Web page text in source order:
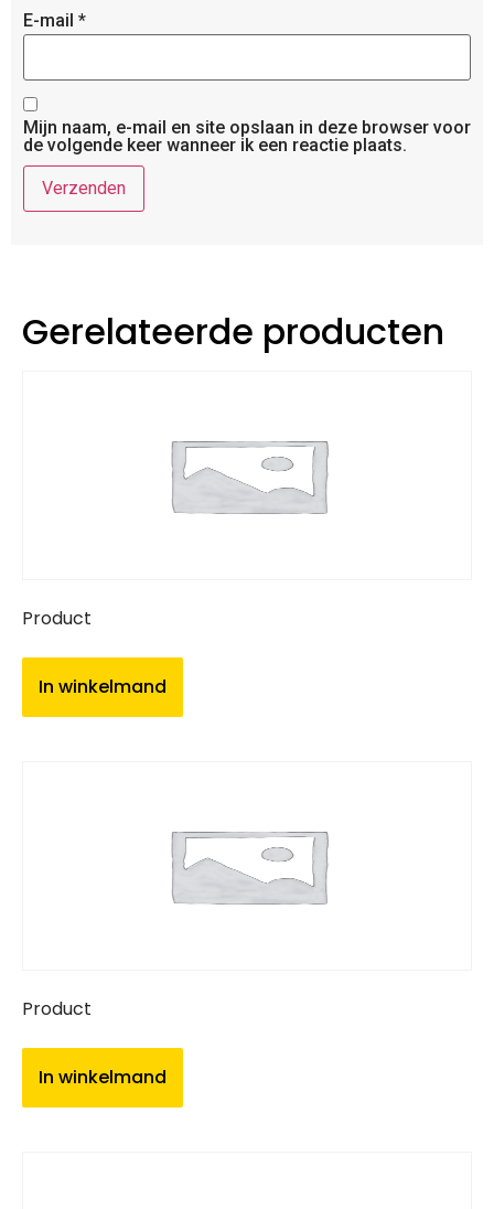
E-mail *
Mijn naam, e-mail en site opslaan in deze browser voor
de volgende keer wanneer ik een reactie plaats.
Gerelateerde producten
Product
In winkelmand
Product
In winkelmand